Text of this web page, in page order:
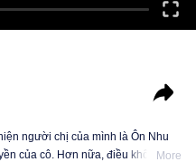
người chị của mình là Ôn Nhu
của cô. Hơn nữa, điều khôngMore